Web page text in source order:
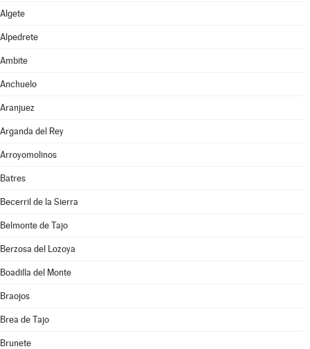
Algete
Alpedrete
Ambite
Anchuelo
Aranjuez
Arganda del Rey
Arroyomolinos
Batres
Becerril de la Sierra
Belmonte de Tajo
Berzosa del Lozoya
Boadilla del Monte
Braojos
Brea de Tajo
Brunete